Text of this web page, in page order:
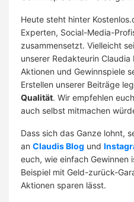
Heute steht hinter
Experten, Social-Media-
zusammensetzt. Vielleicht
unserer Redakteurin
Aktionen und Gewinnspiele
Erstellen unserer Beiträge
Qualität. Wir empfehlen
auch selbst mitmachen
Dass sich das Ganze lohnt,
an Claudis Blog und
euch, wie einfach Gewinnen
Beispiel mit Geld-zurück-
Aktionen sparen lässt.